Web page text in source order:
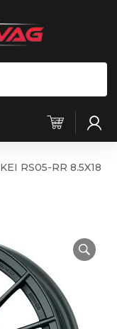
RS05-RR 8.5X18